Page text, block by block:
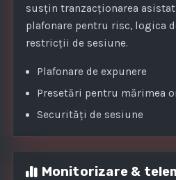
susțin tranzacționarea
plafonare pentru risc, logica
restricții de sesiune.
Plafonare de expunere
Presetări pentru mărimea
Securități de sesiune
Monitorizare &